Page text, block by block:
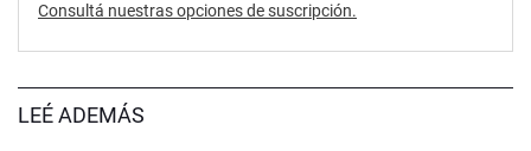
Consultá nuestras opciones de suscripción.
LEÉ ADEMÁS